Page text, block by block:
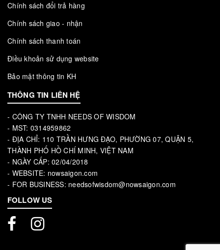
Chính sách đổi trả hàng
Chính sách giao - nhận
Chính sách thanh toán
Điều khoản sử dụng website
Bảo mật thông tin KH
THÔNG TIN LIÊN HỆ
- CÔNG TY TNHH NEEDS OF WISDOM
- MST: 0314959862
- ĐỊA CHỈ: 110 TRẦN HƯNG ĐẠO, PHƯỜNG 07, QUẬN 5,
THÀNH PHỐ HỒ CHÍ MINH, VIỆT NAM
- NGÀY CẤP: 02/04/2018
- WEBSITE: nowsaigon.com
- FOR BUSINESS: needsofwisdom@nowsaigon.com
FOLLOW US